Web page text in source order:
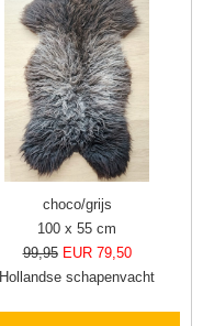
choco/grijs
100 x 55 cm
99,95 EUR 79,50
Hollandse schapenvacht